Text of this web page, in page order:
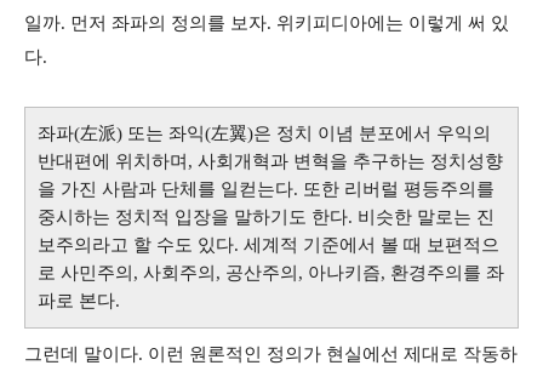
일까. 먼저 좌파의 정의를 보자. 위키피디아에는 이렇게 써 있
다.
좌파(左派) 또는 좌익(左翼)은 정치 이념 분포에서 우익의
반대편에 위치하며, 사회개혁과 변혁을 추구하는 정치성향
을 가진 사람과 단체를 일컫는다. 또한 리버럴 평등주의를
중시하는 정치적 입장을 말하기도 한다. 비슷한 말로는 진
보주의라고 할 수도 있다. 세계적 기준에서 볼 때 보편적으
로 사민주의, 사회주의, 공산주의, 아나키즘, 환경주의를 좌
파로 본다.
그런데 말이다. 이런 원론적인 정의가 현실에선 제대로 작동하